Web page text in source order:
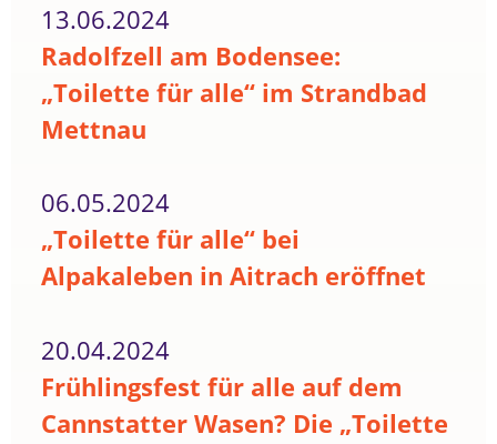
13.06.2024
Radolfzell am Bodensee:
„Toilette für alle“ im Strandbad
Mettnau
06.05.2024
„Toilette für alle“ bei
Alpakaleben in Aitrach eröffnet
20.04.2024
Frühlingsfest für alle auf dem
Cannstatter Wasen? Die „Toilette